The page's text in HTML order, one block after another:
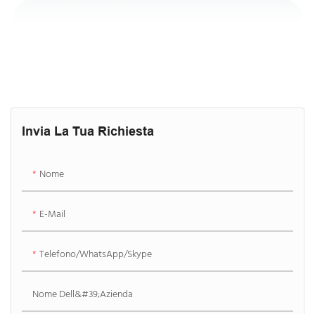
Invia La Tua Richiesta
Nome
E-Mail
Telefono/WhatsApp/Skype
Nome Dell&#39;azienda